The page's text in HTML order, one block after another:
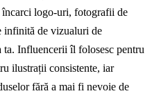
încarci logo-uri, fotografii de
infinită de vizualuri de
ta. Influencerii îl folosesc pentru
ilustrații consistente, iar
fără a mai fi nevoie de